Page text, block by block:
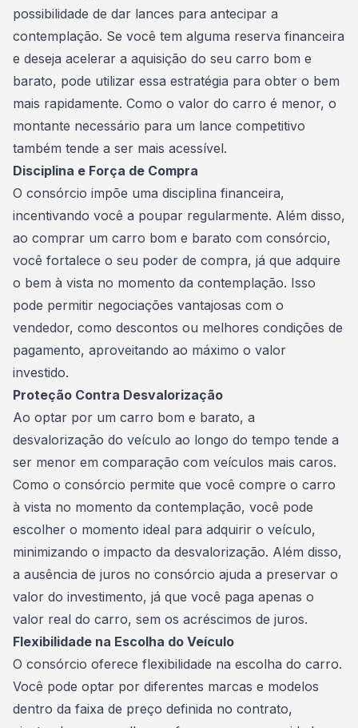
possibilidade de dar lances para antecipar a
contemplação. Se você tem alguma reserva financeira
e deseja acelerar a aquisição do seu carro bom e
barato, pode utilizar essa estratégia para obter o bem
mais rapidamente. Como o valor do carro é menor, o
montante necessário para um lance competitivo
também tende a ser mais acessível.
Disciplina e Força de Compra
O consórcio impõe uma disciplina financeira,
incentivando você a poupar regularmente. Além disso,
ao comprar um carro bom e barato com consórcio,
você fortalece o seu poder de compra, já que adquire
o bem à vista no momento da contemplação. Isso
pode permitir negociações vantajosas com o
vendedor, como descontos ou melhores condições de
pagamento, aproveitando ao máximo o valor
investido.
Proteção Contra Desvalorização
Ao optar por um carro bom e barato, a
desvalorização do veículo ao longo do tempo tende a
ser menor em comparação com veículos mais caros.
Como o consórcio permite que você compre o carro
à vista no momento da contemplação, você pode
escolher o momento ideal para adquirir o veículo,
minimizando o impacto da desvalorização. Além disso,
a ausência de juros no consórcio ajuda a preservar o
valor do investimento, já que você paga apenas o
valor real do carro, sem os acréscimos de juros.
Flexibilidade na Escolha do Veículo
O consórcio oferece flexibilidade na escolha do carro.
Você pode optar por diferentes marcas e modelos
dentro da faixa de preço definida no contrato,